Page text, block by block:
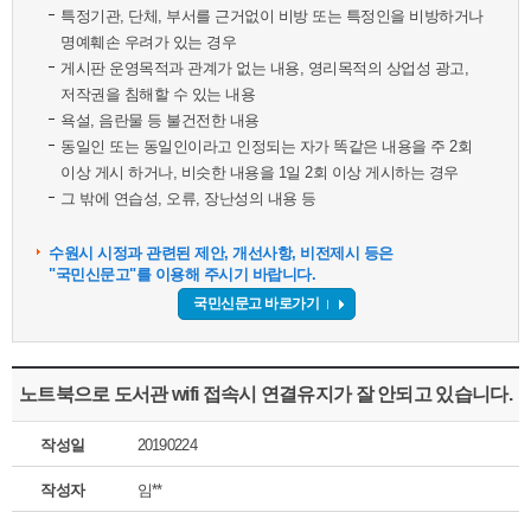
특정기관, 단체, 부서를 근거없이 비방 또는 특정인을 비방하거나
명예훼손 우려가 있는 경우
게시판 운영목적과 관계가 없는 내용, 영리목적의 상업성 광고,
저작권을 침해할 수 있는 내용
욕설, 음란물 등 불건전한 내용
동일인 또는 동일인이라고 인정되는 자가 똑같은 내용을 주 2회
이상 게시 하거나, 비슷한 내용을 1일 2회 이상 게시하는 경우
그 밖에 연습성, 오류, 장난성의 내용 등
수원시 시정과 관련된 제안, 개선사항, 비전제시 등은
"국민신문고"를 이용해 주시기 바랍니다.
국민신문고 바로가기
노트북으로 도서관 wifi 접속시 연결유지가 잘 안되고 있습니다.
작성일 20190224
작성자 임**